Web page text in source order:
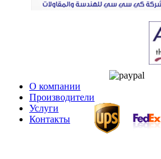
О компании
Производители
Услуги
Контакты